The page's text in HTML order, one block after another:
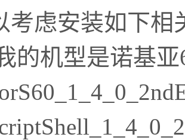
考虑安装如下相
的机型是诺基